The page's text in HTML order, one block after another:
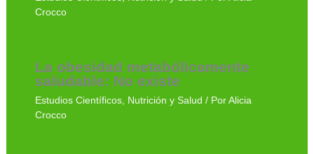
Crocco
La obesidad metabólicamente
saludable: No existe
Estudios Científicos, Nutrición y Salud / Por Alicia
Crocco